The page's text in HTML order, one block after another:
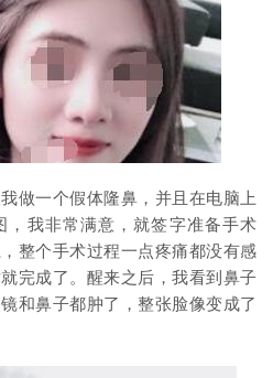
一个假体隆鼻，并且在电脑上
，我非常满意，就签字准备手术
整个手术过程一点疼痛都没有感
完成了。醒来之后，我看到鼻子
和鼻子都肿了，整张脸像变成了